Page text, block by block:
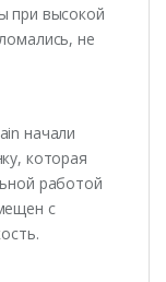
при высокой
не
начали
которая
работой
с